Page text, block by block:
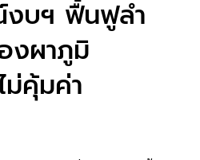
งบฯ ฟื้นฟูลำ
งผาภูมิ
คุ้มค่า